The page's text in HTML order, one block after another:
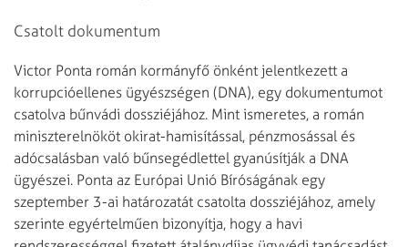
Csatolt dokumentum
Victor Ponta román kormányfő önként jelentkezett a
korrupcióellenes ügyészségen (DNA), egy dokumentumot
csatolva bűnvádi dossziéjához. Mint ismeretes, a román
miniszterelnököt okirat-hamisítással, pénzmosással és
adócsalásban való bűnsegédlettel gyanúsítják a DNA
ügyészei. Ponta az Európai Unió Bíróságának egy
szeptember 3-ai határozatát csatolta dossziéjához, amely
szerinte egyértelműen bizonyítja, hogy a havi